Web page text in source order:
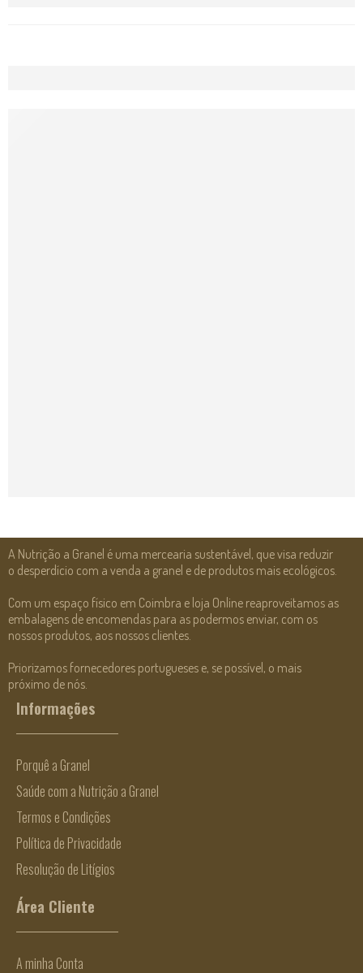
A Nutrição a Granel é uma mercearia sustentável, que visa reduzir
o desperdício com a venda a granel e de produtos mais ecológicos.
Com um espaço físico em Coimbra e loja Online reaproveitamos as
embalagens de encomendas para as podermos enviar, com os
nossos produtos, aos nossos clientes.
Priorizamos fornecedores portugueses e, se possível, o mais
próximo de nós.
Informações
Porquê a Granel
Saúde com a Nutrição a Granel
Termos e Condições
Política de Privacidade
Resolução de Litígios
Área Cliente
A minha Conta